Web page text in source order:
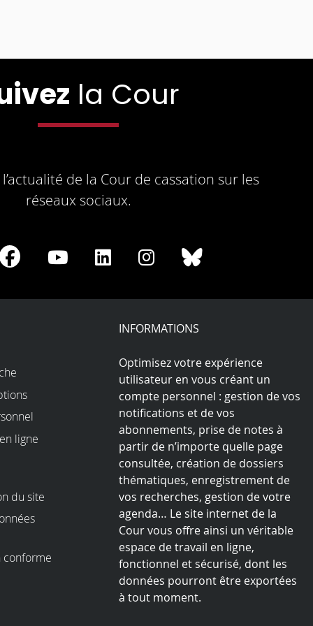
la Cour
de la Cour de cassation sur les
réseaux sociaux.
Share
Facebook
Share
Youtube
Share
LinkedIn
Share
Instagram
Share
Bluesky
ligne
du site
conforme
INFORMATIONS
Optimisez votre expérience
utilisateur en vous créant un
compte personnel : gestion de vos
notifications et de vos
abonnements, prise de notes à
partir de n’importe quelle page
consultée, création de dossiers
thématiques, enregistrement de
vos recherches, gestion de votre
agenda… Le site internet de la
Cour vous offre ainsi un véritable
espace de travail en ligne,
fonctionnel et sécurisé, dont les
données pourront être exportées
à tout moment.